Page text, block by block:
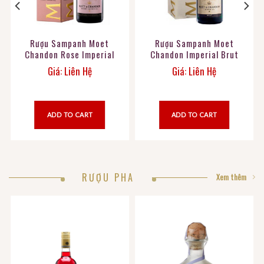
Rượu Sampanh Moet
Chandon Rose Imperial
Giá: Liên Hệ
ADD TO CART
Rượu Sampanh Moet
Chandon Imperial Brut
Giá: Liên Hệ
ADD TO CART
RƯỢU PHA Xem thêm